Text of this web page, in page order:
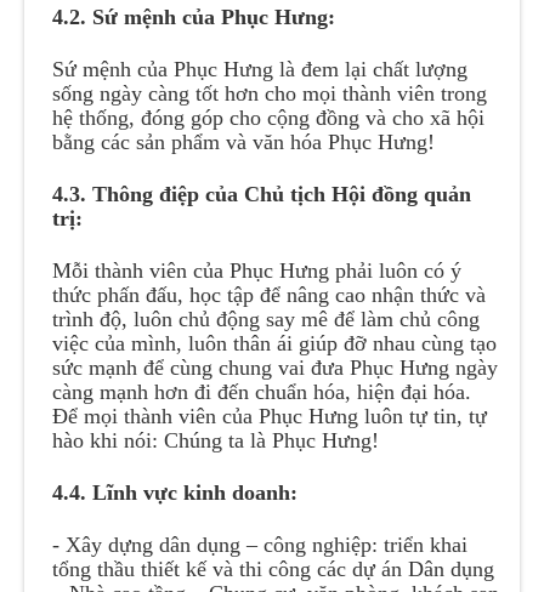
4.2. Sứ mệnh của Phục Hưng:
Sứ mệnh của Phục Hưng là đem lại chất lượng
sống ngày càng tốt hơn cho mọi thành viên trong
hệ thống, đóng góp cho cộng đồng và cho xã hội
bằng các sản phẩm và văn hóa Phục Hưng!
4.3. Thông điệp của Chủ tịch Hội đồng quản
trị:
Mỗi thành viên của Phục Hưng phải luôn có ý
thức phấn đấu, học tập để nâng cao nhận thức và
trình độ, luôn chủ động say mê để làm chủ công
việc của mình, luôn thân ái giúp đỡ nhau cùng tạo
sức mạnh để cùng chung vai đưa Phục Hưng ngày
càng mạnh hơn đi đến chuẩn hóa, hiện đại hóa.
Để mọi thành viên của Phục Hưng luôn tự tin, tự
hào khi nói: Chúng ta là Phục Hưng!
4.4. Lĩnh vực kinh doanh:
- Xây dựng dân dụng – công nghiệp: triển khai
tổng thầu thiết kế và thi công các dự án Dân dụng